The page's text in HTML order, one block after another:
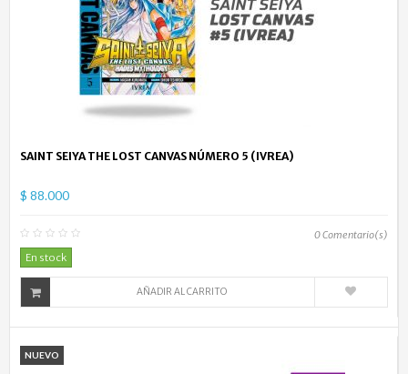
SAINT SEIYA THE LOST CANVAS NÚMERO 5 (IVREA)
$ 88.000
0Comentario(s)
En stock
AÑADIR AL CARRITO
NUEVO